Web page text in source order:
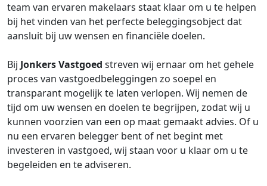
team van ervaren makelaars staat klaar om u te helpen
bij het vinden van het perfecte beleggingsobject dat
aansluit bij uw wensen en financiële doelen.
Bij Jonkers Vastgoed streven wij ernaar om het gehele
proces van vastgoedbeleggingen zo soepel en
transparant mogelijk te laten verlopen. Wij nemen de
tijd om uw wensen en doelen te begrijpen, zodat wij u
kunnen voorzien van een op maat gemaakt advies. Of u
nu een ervaren belegger bent of net begint met
investeren in vastgoed, wij staan voor u klaar om u te
begeleiden en te adviseren.